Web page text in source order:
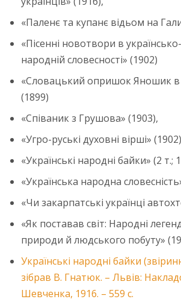
«Паленє та купанє відьом на
«Пісенні новотвори в
народній словесності» (1902)
«Словацький опришок Яношик в
(1899)
«Співаник з Грушова» (1903),
«Угро-руські духовні вірші»
«Українські народні байки» (2 т.;
«Українська народна
«Чи закарпатські українці
«Як поставав світ: Народні
природи й людського побуту»
Українські народні байки
зібрав В. Гнатюк. – Львів:
Шевченка, 1916. – 559 с.